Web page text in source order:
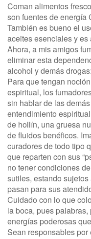
Coman alimentos
son fuentes de energía
También es bueno el
aceites esenciales y
Ahora, a mis amigos
eliminar esta
alcohol y demás
Para que tengan
espiritual, los
sin hablar de las
entendimiento
de hollín, una gruesa
de fluidos benéficos.
curadores de todo tipo
que reparten con sus
no tener condiciones
sutiles, estando
pasan para sus
Cuidado con lo que
la boca, pues
energías poderosas
Sean responsables